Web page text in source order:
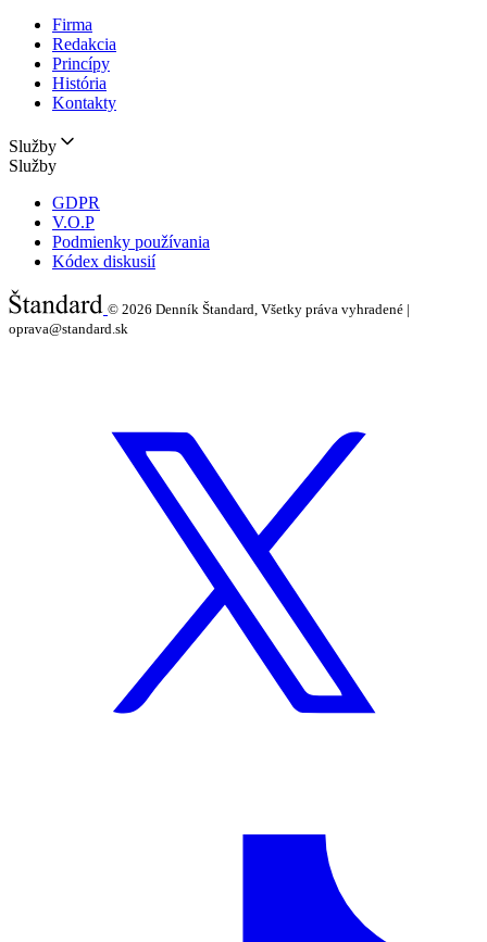
Firma
Redakcia
Princípy
História
Kontakty
Služby
Služby
GDPR
V.O.P
Podmienky používania
Kódex diskusií
© 2026 Denník Štandard, Všetky práva vyhradené |
oprava@standard.sk